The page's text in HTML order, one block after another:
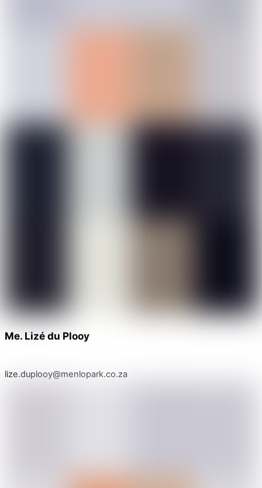
Me. Lizé du Plooy
lize.duplooy@menlopark.co.za